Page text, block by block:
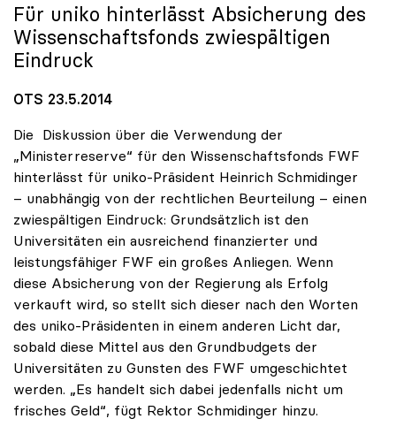
Für uniko hinterlässt Absicherung des
Wissenschaftsfonds zwiespältigen
Eindruck
OTS 23.5.2014
Die Diskussion über die Verwendung der
„Ministerreserve“ für den Wissenschaftsfonds FWF
hinterlässt für uniko-Präsident Heinrich Schmidinger
– unabhängig von der rechtlichen Beurteilung – einen
zwiespältigen Eindruck: Grundsätzlich ist den
Universitäten ein ausreichend finanzierter und
leistungsfähiger FWF ein großes Anliegen. Wenn
diese Absicherung von der Regierung als Erfolg
verkauft wird, so stellt sich dieser nach den Worten
des uniko-Präsidenten in einem anderen Licht dar,
sobald diese Mittel aus den Grundbudgets der
Universitäten zu Gunsten des FWF umgeschichtet
werden. „Es handelt sich dabei jedenfalls nicht um
frisches Geld“, fügt Rektor Schmidinger hinzu.